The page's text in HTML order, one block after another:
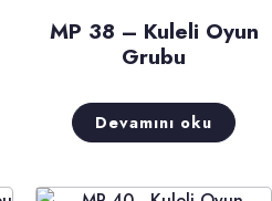
MP 38 – Kuleli Oyun
Grubu
Devamını oku